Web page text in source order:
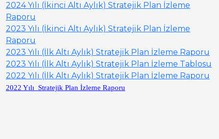
2024 Yılı (İkinci Altı Aylık) Stratejik Plan İzleme
Raporu
2023 Yılı (İkinci Altı Aylık) Stratejik Plan İzleme
Raporu
2023 Yılı (İlk Altı Aylık) Stratejik Plan İzleme Raporu
2023 Yılı (İlk Altı Aylık) Stratejik Plan İzleme Tablosu
2022 Yılı (İlk Altı Aylık) Stratejik Plan İzleme Raporu
2022 Yılı Stratejik Plan İzleme Raporu